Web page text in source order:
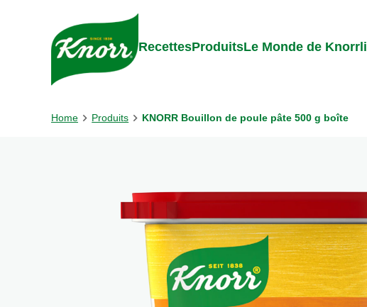
Skip to:
RecettesProduitsLe Monde de Knorrli
Home Produits KNORR Bouillon de poule pâte 500 g boîte